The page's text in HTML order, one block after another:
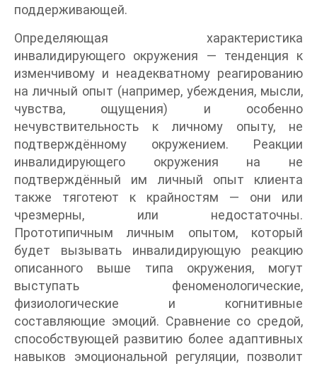
поддерживающей.
Определяющая характеристика
инвалидирующего окружения — тенденция к
изменчивому и неадекватному реагированию
на личный опыт (например, убеждения, мысли,
чувства, ощущения) и особенно
нечувствительность к личному опыту, не
подтверждённому окружением. Реакции
инвалидирующего окружения на не
подтверждённый им личный опыт клиента
также тяготеют к крайностям — они или
чрезмерны, или недостаточны.
Прототипичным личным опытом, который
будет вызывать инвалидирующую реакцию
описанного выше типа окружения, могут
выступать феноменологические,
физиологические и когнитивные
составляющие эмоций. Сравнение со средой,
способствующей развитию более адаптивных
навыков эмоциональной регуляции, позволит